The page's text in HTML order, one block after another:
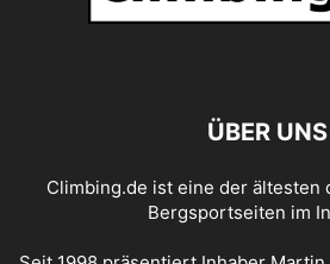
ÜBER UNS
Climbing.de ist eine der ältesten
Bergsportseiten im